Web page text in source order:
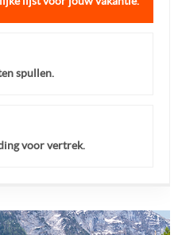
spullen.
voor vertrek.